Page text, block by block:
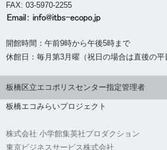
FAX: 03-5970-2255
開館時間：午前9時から午後5時まで
休館日：毎月第3月曜（祝日の場合は直後の
板橋区立エコポリスセンター指定管理者
板橋エコみらいプロジェクト
株式会社 小学館集英社プロダクション
東京ビジネスサービス株式会社